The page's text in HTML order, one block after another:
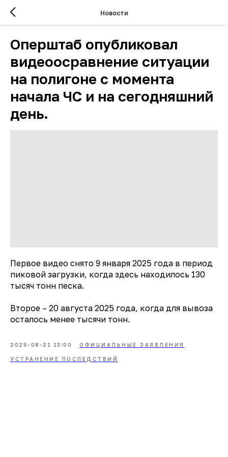
Новости
Оперштаб опубликовал
видеоосравнение ситуации
на полигоне с момента
начала ЧС и на сегодняшний
день.
Первое видео снято 9 января 2025 года в период
пиковой загрузки, когда здесь находилось 130
тысяч тонн песка.
Второе – 20 августа 2025 года, когда для вывоза
осталось менее тысячи тонн.
2025-08-21 13:00 ОФИЦИАЛЬНЫЕ ЗАЯВЛЕНИЯ
УСТРАНЕНИЕ ПОСЛЕДСТВИЙ